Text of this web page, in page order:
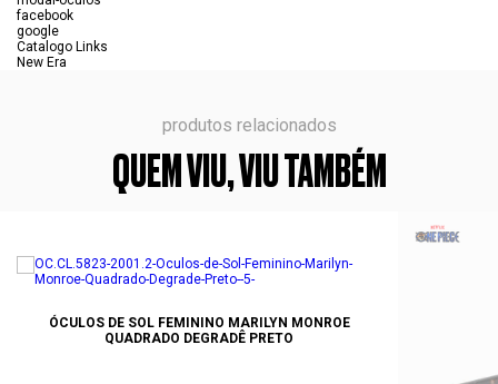
facebook
google
Catalogo Links
New Era
produtos relacionados
QUEM VIU, VIU TAMBÉM
ÓCULOS DE SOL FEMININO MARILYN MONROE
QUADRADO DEGRADÊ PRETO